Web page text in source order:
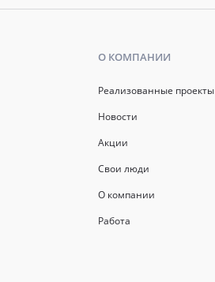
О КОМПАНИИ
Реализованные проекты
Новости
Акции
Свои люди
О компании
Работа